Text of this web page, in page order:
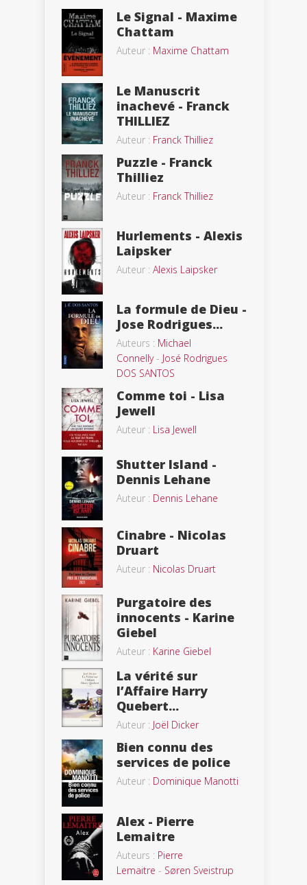
Le Signal - Maxime
Chattam
Auteur : Maxime Chattam
Le Manuscrit
inachevé - Franck
THILLIEZ
Auteur : Franck Thilliez
Puzzle - Franck
Thilliez
Auteur : Franck Thilliez
Hurlements - Alexis
Laipsker
Auteur : Alexis Laipsker
La formule de Dieu -
Jose Rodrigues...
Auteurs : Michael
Connelly- José Rodrigues
DOS SANTOS
Comme toi - Lisa
Jewell
Auteur : Lisa Jewell
Shutter Island -
Dennis Lehane
Auteur : Dennis Lehane
Cinabre - Nicolas
Druart
Auteur : Nicolas Druart
Purgatoire des
innocents - Karine
Giebel
Auteur : Karine Giebel
La vérité sur
l’Affaire Harry
Quebert...
Auteur : Joël Dicker
Bien connu des
services de police
Auteur : Dominique Manotti
Alex - Pierre
Lemaitre
Auteurs : Pierre
Lemaitre - Søren Sveistrup